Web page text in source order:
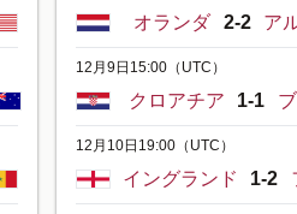
オランダ 2-2 ア
12月9日15:00（UTC）
クロアチア 1-1
12月10日19:00（UTC）
イングランド 1-2